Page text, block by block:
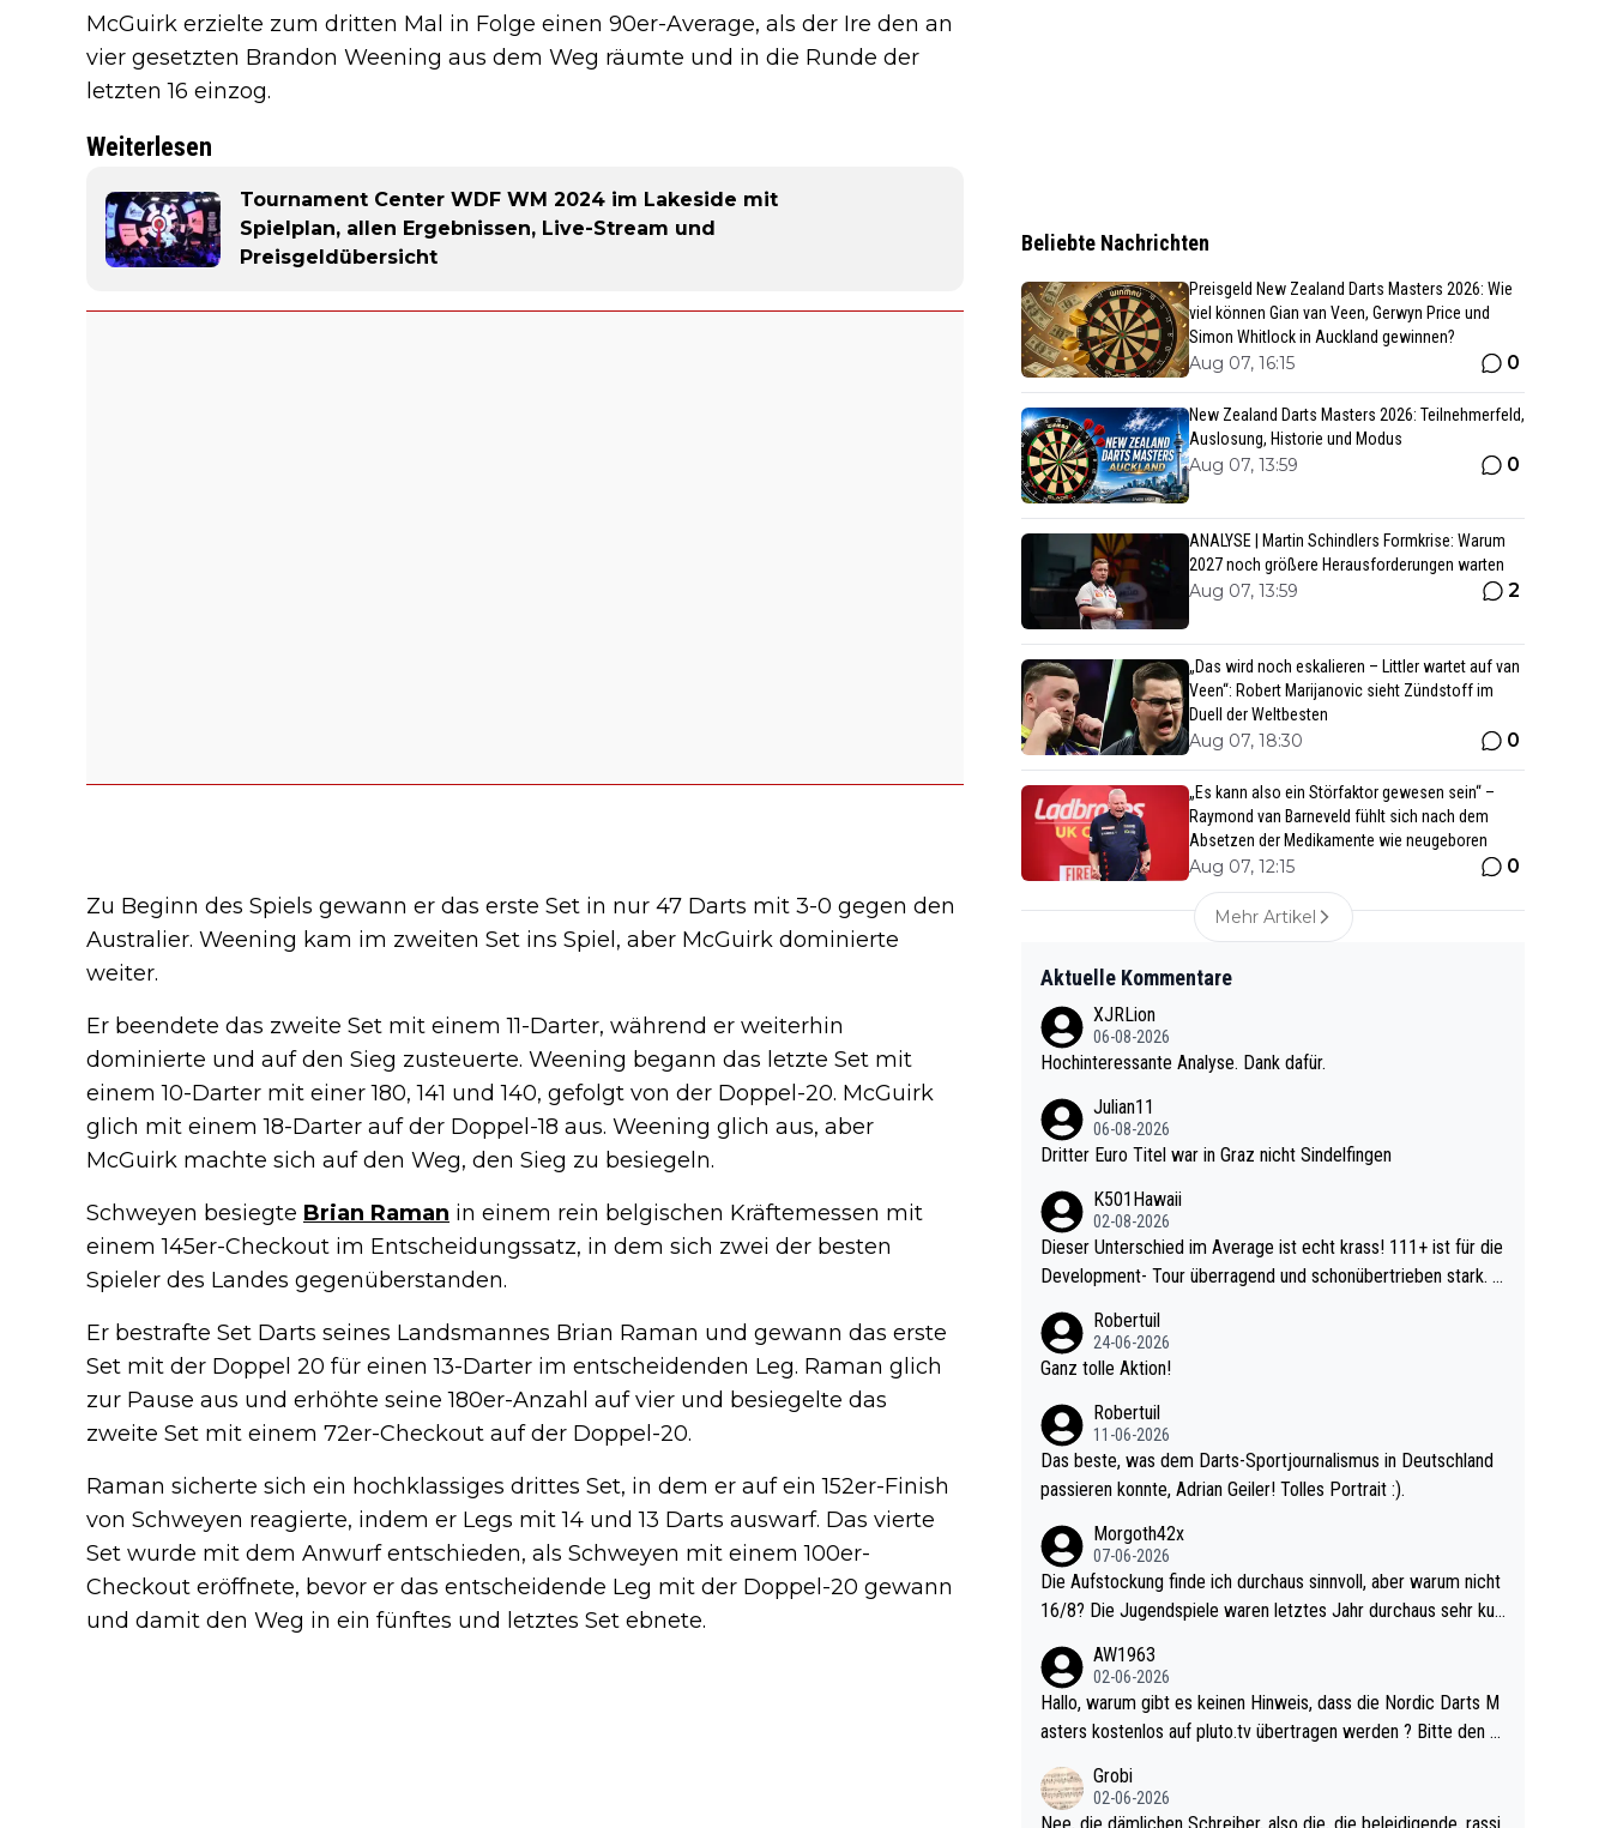
McGuirk erzielte zum dritten Mal in Folge einen 90er-Average, als der Ire den an
vier gesetzten Brandon Weening aus dem Weg räumte und in die Runde der
letzten 16 einzog.
Weiterlesen
Tournament Center WDF WM 2024 im Lakeside mit
Spielplan, allen Ergebnissen, Live-Stream und
Preisgeldübersicht
Zu Beginn des Spiels gewann er das erste Set in nur 47 Darts mit 3-0 gegen den
Australier. Weening kam im zweiten Set ins Spiel, aber McGuirk dominierte
weiter.
Er beendete das zweite Set mit einem 11-Darter, während er weiterhin
dominierte und auf den Sieg zusteuerte. Weening begann das letzte Set mit
einem 10-Darter mit einer 180, 141 und 140, gefolgt von der Doppel-20. McGuirk
glich mit einem 18-Darter auf der Doppel-18 aus. Weening glich aus, aber
McGuirk machte sich auf den Weg, den Sieg zu besiegeln.
Schweyen besiegte Brian Raman in einem rein belgischen Kräftemessen mit
einem 145er-Checkout im Entscheidungssatz, in dem sich zwei der besten
Spieler des Landes gegenüberstanden.
Er bestrafte Set Darts seines Landsmannes Brian Raman und gewann das erste
Set mit der Doppel 20 für einen 13-Darter im entscheidenden Leg. Raman glich
zur Pause aus und erhöhte seine 180er-Anzahl auf vier und besiegelte das
zweite Set mit einem 72er-Checkout auf der Doppel-20.
Raman sicherte sich ein hochklassiges drittes Set, in dem er auf ein 152er-Finish
von Schweyen reagierte, indem er Legs mit 14 und 13 Darts auswarf. Das vierte
Set wurde mit dem Anwurf entschieden, als Schweyen mit einem 100er-
Checkout eröffnete, bevor er das entscheidende Leg mit der Doppel-20 gewann
und damit den Weg in ein fünftes und letztes Set ebnete.
Beliebte Nachrichten
Preisgeld New Zealand Darts Masters 2026: Wie
viel können Gian van Veen, Gerwyn Price und
Simon Whitlock in Auckland gewinnen?
Aug 07, 16:15 0
New Zealand Darts Masters 2026: Teilnehmerfeld,
Auslosung, Historie und Modus
Aug 07, 13:59 0
ANALYSE | Martin Schindlers Formkrise: Warum
2027 noch größere Herausforderungen warten
Aug 07, 13:59 2
„Das wird noch eskalieren – Littler wartet auf van
Veen“: Robert Marijanovic sieht Zündstoff im
Duell der Weltbesten
Aug 07, 18:30 0
„Es kann also ein Störfaktor gewesen sein“ –
Raymond van Barneveld fühlt sich nach dem
Absetzen der Medikamente wie neugeboren
Aug 07, 12:15 0
Mehr Artikel
Aktuelle Kommentare
XJRLion
06-08-2026
Hochinteressante Analyse. Dank dafür.
Julian11
06-08-2026
Dritter Euro Titel war in Graz nicht Sindelfingen
K501Hawaii
02-08-2026
Dieser Unterschied im Average ist echt krass! 111+ ist für die
Development- Tour überragend und schonübertrieben stark. U
e mal 40+ erst recht. Da gewinnst keinen Blumentopf - ist ja n
och krasser wie ein Pokalspiel eines Kreisligisten vs einem Bu
Robertuil
24-06-2026
Ganz tolle Aktion!
Robertuil
11-06-2026
Das beste, was dem Darts-Sportjournalismus in Deutschland
passieren konnte, Adrian Geiler! Tolles Portrait :).
Morgoth42x
07-06-2026
Die Aufstockung finde ich durchaus sinnvoll, aber warum nicht
16/8? Die Jugendspiele waren letztes Jahr durchaus sehr kur
l. Allerdings ist Mitchell Lawrie als Nummer 1 der Welt eh quali
fiziert. Somit ändert die automatische Qualifikation des Weltm
eisters erstmal nichts. Ich denke sie wollen damit für nächste
d wohl wenig WDF Turniere spielen. Dies war bei Archie Self l
etztes Jahr der Fall. Er musste als amtierender Weltmeister d
AW1963
02-06-2026
Hallo, warum gibt es keinen Hinweis, dass die Nordic Darts M
asters kostenlos auf pluto.tv übertragen werden ? Bitte den A
Grobi
02-06-2026